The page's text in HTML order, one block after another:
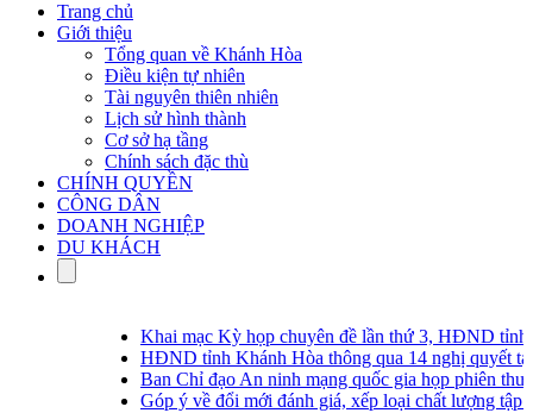
Trang chủ
Giới thiệu
Tổng quan về Khánh Hòa
Điều kiện tự nhiên
Tài nguyên thiên nhiên
Lịch sử hình thành
Cơ sở hạ tầng
Chính sách đặc thù
CHÍNH QUYỀN
CÔNG DÂN
DOANH NGHIỆP
DU KHÁCH
Khai mạc Kỳ họp chuyên đề lần thứ 3, HĐND tỉnh
HĐND tỉnh Khánh Hòa thông qua 14 nghị quyết
Ban Chỉ đạo An ninh mạng quốc gia họp phiên
Góp ý về đổi mới đánh giá, xếp loại chất lượng tập